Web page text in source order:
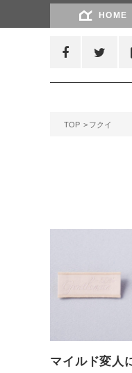
HOME
TOP フクイ
マイルド変人